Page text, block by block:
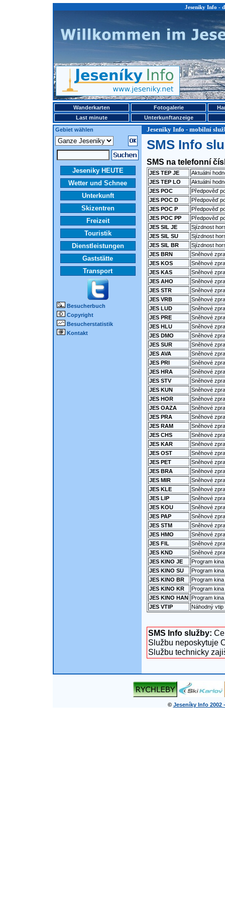
Jeseniky Info -
Wanderkarten Fotogalerie
Last minute
Unterkunftanzeige
Gebiet wählen
Jeseniky Info - mobilní
Jeseniky HEUTE
Wetter und Schnee
Unterkunft
Skizentren
Freizeit
Touristik
Dienstleistungen
Gaststätte
Transport
Besucherbuch
Copyright
Besucherstatistik
Kontakt
SMS Info
SMS na telefonní
JES TEP JE
Aktuální
JES TEP LO
Aktuální
JES POC
Předpověď
JES POC D
Předpověď
JES POC P
Předpověď
JES POC PP
Předpověď
JES SIL JE
Sjízdnost
JES SIL SU
Sjízdnost
JES SIL BR
Sjízdnost
JES BRN
Sněhové
JES KOS
Sněhové
JES KAS
Sněhové
JES AHO
Sněhové
JES STR
Sněhové
JES VRB
Sněhové
JES LUD
Sněhové
JES PRE
Sněhové
JES HLU
Sněhové
JES DMO
Sněhové
JES SUR
Sněhové
JES AVA
Sněhové
JES PRI
Sněhové
JES HRA
Sněhové
JES STV
Sněhové
JES KUN
Sněhové
JES HOR
Sněhové
JES OAZA
Sněhové
JES PRA
Sněhové
JES RAM
Sněhové
JES CHS
Sněhové
JES KAR
Sněhové
JES OST
Sněhové
JES PET
Sněhové
JES BRA
Sněhové
JES MIR
Sněhové
JES KLE
Sněhové
JES LIP
Sněhové
JES KOU
Sněhové
JES PAP
Sněhové
JES STM
Sněhové
JES HMO
Sněhové
JES FIL
Sněhové
JES KND
Sněhové
JES KINO JE
Program
JES KINO SU
Program
JES KINO BR
Program
JES KINO KR
Program
JES KINO HAN Program
JES VTIP
Náhodný vtip
SMS Info služby:
Službu neposkytuje
Službu technicky
© Jeseníky Info 2002